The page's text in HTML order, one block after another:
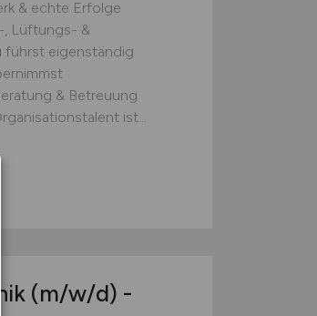
& echte Erfolge
, Lüftungs- &
führst eigenständig
& Betreuung
ist...
(m/w/d) -